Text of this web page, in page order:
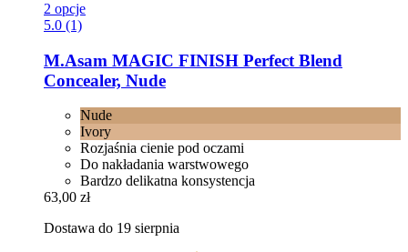
2 opcje
5.0 (1)
M.Asam MAGIC FINISH Perfect Blend
Concealer, Nude
Nude
Ivory
Rozjaśnia cienie pod oczami
Do nakładania warstwowego
Bardzo delikatna konsystencja
63,00 zł
Dostawa do 19 sierpnia